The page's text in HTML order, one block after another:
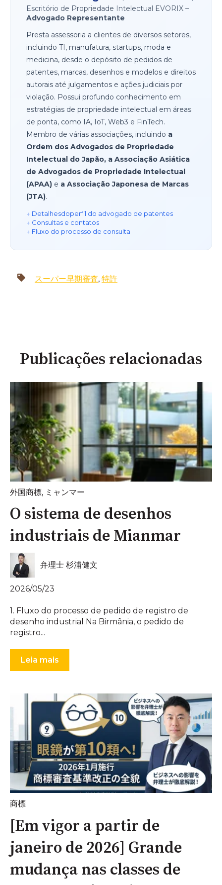
Escritório de Propriedade Intelectual EVORIX –
Advogado Representante
Presta assessoria a clientes de diversos setores,
incluindo TI, manufatura, startups, moda e
medicina, desde o depósito de pedidos de
patentes, marcas, desenhos e modelos e direitos
autorais até julgamentos e ações judiciais por
violação. Possui profundo conhecimento em
estratégias de propriedade intelectual em áreas
de ponta, como IA, IoT, Web3 e FinTech.
Membro de várias associações, incluindo a
Ordem dos Advogados de Propriedade
Intelectual do Japão, a Associação Asiática
de Advogados de Propriedade Intelectual
(APAA) e a Associação Japonesa de Marcas
(JTA).
→ Detalhesdoperfil do advogado de patentes
→ Consultas e contatos
→ Fluxo do processo de consulta
スーパー早期審査, 特許
Publicações relacionadas
外国商標, ミャンマー
O sistema de desenhos
industriais de Mianmar
弁理士 杉浦健文
2026/05/23
1. Fluxo do processo de pedido de registro de
desenho industrial Na Birmânia, o pedido de
registro...
Leia mais
商標
[Em vigor a partir de
janeiro de 2026] Grande
mudança nas classes de